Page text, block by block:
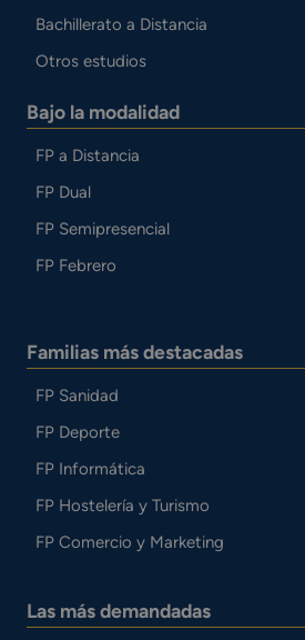
Bachillerato a Distancia
Otros estudios
Bajo la modalidad
FP a Distancia
FP Dual
FP Semipresencial
FP Febrero
Familias más destacadas
FP Sanidad
FP Deporte
FP Informática
FP Hostelería y Turismo
FP Comercio y Marketing
Las más demandadas